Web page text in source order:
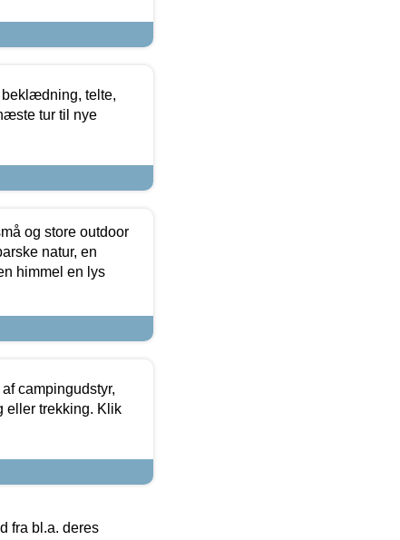
beklædning, telte,
tur til nye
og store outdoor
natur, en
himmel en lys
campingudstyr,
eller trekking. Klik
fra bl.a. deres